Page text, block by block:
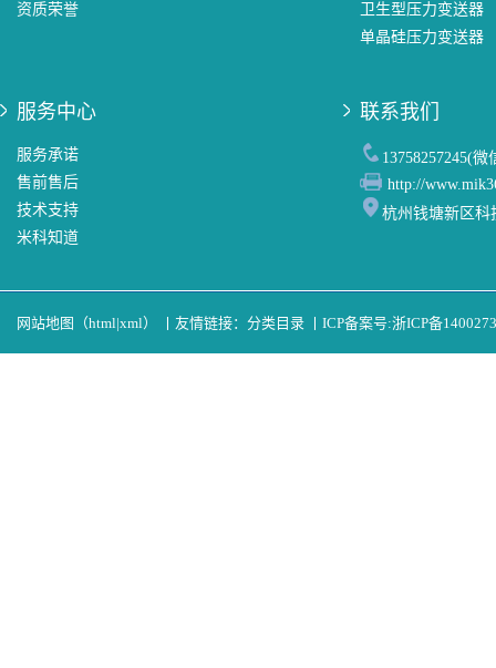
资质荣誉
卫生型压力变送器
单晶硅压力变送器
服务中心
服务承诺
售前售后
技术支持
米科知道
联系我们
13758257245(微
http://
杭州钱塘新区科
网站地图（html|xml） 友情链接： 分类目录 ICP备案号:浙ICP备